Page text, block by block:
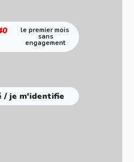
le premier mois
sans
engagement
/ je m'identifie